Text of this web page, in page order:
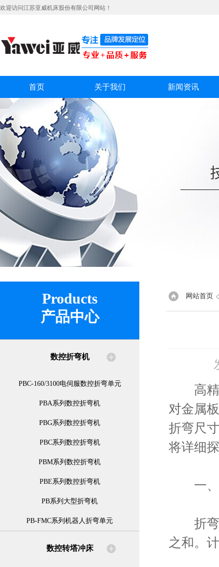
欢迎访问江苏亚威机床股份有限公司网站！
首页 关于我们 新闻资讯
Products
产品中心
数控折弯机
PBC-160/3100电伺服数控折弯单元
PBA系列数控折弯机
PBG系列数控折弯机
PBC系列数控折弯机
PBM系列数控折弯机
PBE系列数控折弯机
PB系列大型折弯机
PB-FMC系列机器人折弯单元
数控转塔冲床
网站首页
高精
对金属
折弯尺
将详细
一、
折弯
之和。